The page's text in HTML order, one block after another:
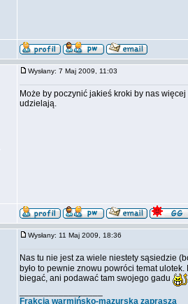
Wysłany: 7 Maj 2009, 11:03
Może by poczynić jakieś kroki by nas
udzielają.
Wysłany: 11 Maj 2009, 18:36
Nas tu nie jest za wiele niestety sąsiedzie
było to pewnie znowu powróci temat
biegać, ani podawać tam swojego gadu
Frakcja warmińsko-mazurska zaprasza